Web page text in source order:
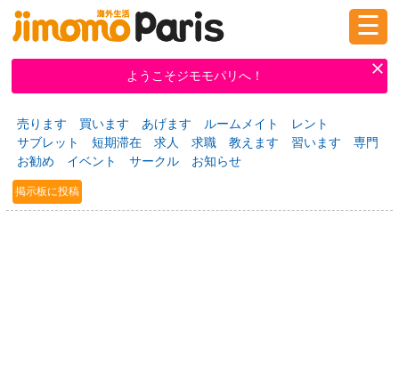
ログイン 新規登録
掲示板 タウン情報 教えて！
ニュース
☰
ようこそジモモパリへ！
売ります 買います あげます ルームメイト
レント
サブレット
短期滞在 求人 求職 教えます 習います
専門
お勧め
イベント サークル お知らせ
掲示板に投稿